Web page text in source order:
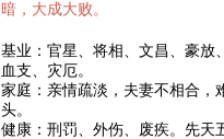
暗，大成大败。
基业：官星、将相、文昌、豪放
血支、灾厄。
家庭：亲情疏淡，夫妻不相合，
头。
健康：刑罚、外伤、废疾。先天